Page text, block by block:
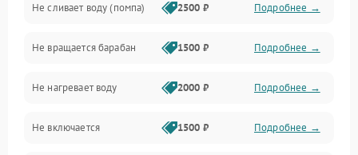
Водоснабжение
Слив
Программное обеспечение
Не сливает воду (помпа) 2500 ₽ Подробнее →
Не вращается барабан 1500 ₽ Подробнее →
Не нагревает воду 2000 ₽ Подробнее →
Не включается 1500 ₽ Подробнее →